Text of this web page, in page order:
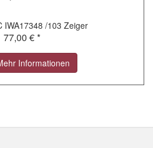
IWA17348 /103 Zeiger
77,00 € *
Informationen